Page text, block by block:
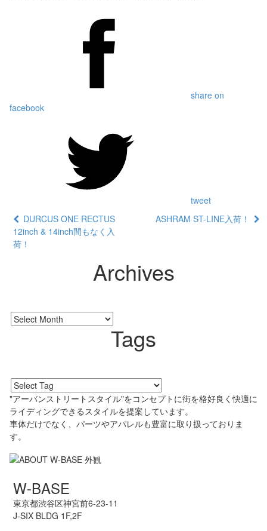
share on
facebook
tweet
DURCUS ONE RECTUS
12inch & 14inch間もなく入
荷！
ASHRAM ST-LINE入荷！
Archives
Tags
"アーバンストリートスタイル"をコンセプトに街を格好良く快適に
ライディングできるスタイルを提案しています。
車体だけでなく、パーツやアパレルも豊富に取り扱っておりま
す。
W-BASE
東京都渋谷区神宮前6-23-11
J-SIX BLDG 1F,2F